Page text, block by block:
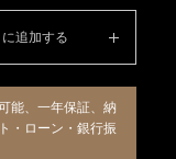
追加する
能、一年保証、納
・ローン・銀行振